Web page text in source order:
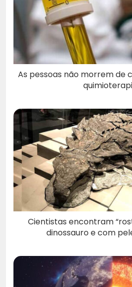
As pessoas não morrem de
Cientistas encontram
dinossauro e com